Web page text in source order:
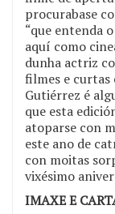
procurabase
“que entenda
aquí como
dunha actriz
filmes e curtas
Gutiérrez é
que esta
atoparse con
este ano de
con moitas
vixésimo
IMAXE E